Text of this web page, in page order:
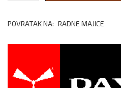
POVRATAK NA: RADNE MAJICE